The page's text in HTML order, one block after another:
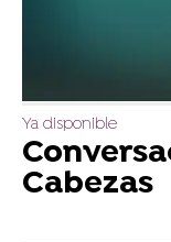
Ya disponible
Cabezas